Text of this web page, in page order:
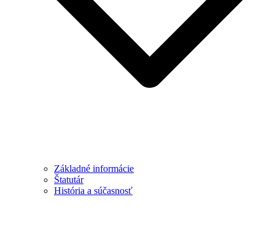
Základné informácie
Štatutár
História a súčasnosť